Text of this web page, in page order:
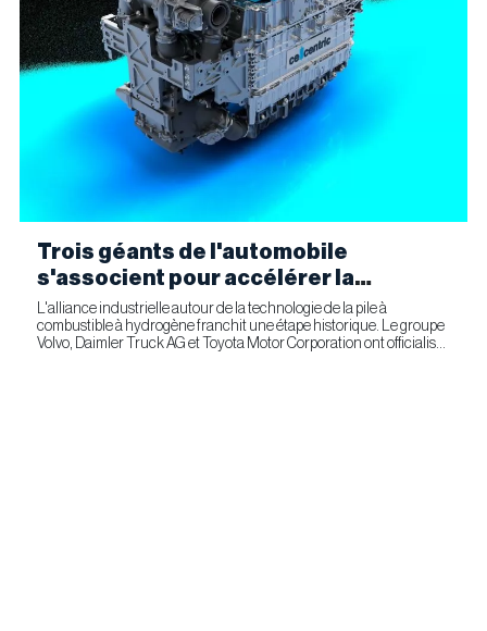
Trois géants de l'automobile
s'associent pour accélérer la
fabrication industrielle de piles à
combustible pour le transport
commercial
L'alliance industrielle autour de la technologie de la pile à
combustible à hydrogène franchit une étape historique. Le groupe
Volvo, Daimler Truck AG et Toyota Motor Corporation ont officialisé